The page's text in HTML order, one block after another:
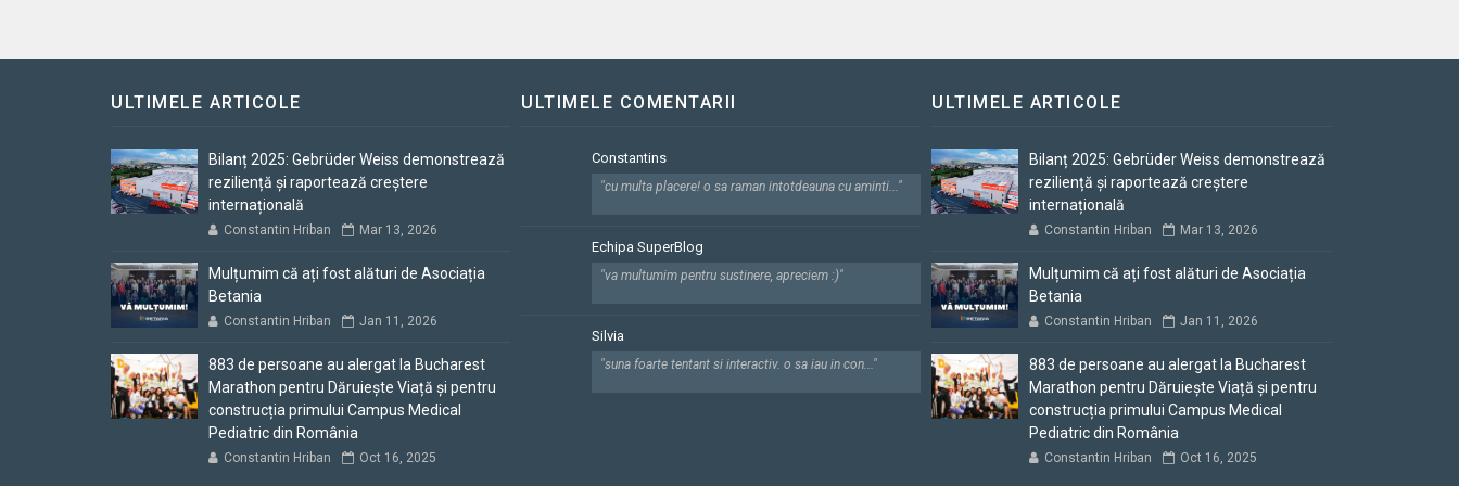
ULTIMELE ARTICOLE
Bilanț 2025: Gebrüder Weiss demonstrează
reziliență și raportează creștere
internațională
Constantin Hriban Mar 13, 2026
Mulțumim că ați fost alături de Asociația
Betania
Constantin Hriban Jan 11, 2026
883 de persoane au alergat la Bucharest
Marathon pentru Dăruiește Viață și pentru
construcția primului Campus Medical
Pediatric din România
Constantin Hriban Oct 16, 2025
ULTIMELE COMENTARII
Constantins
"cu multa placere! o sa raman intotdeauna cu aminti..."
Echipa SuperBlog
"va multumim pentru sustinere, apreciem :)"
Silvia
"suna foarte tentant si interactiv. o sa iau in con..."
ULTIMELE ARTICOLE
Bilanț 2025: Gebrüder Weiss demonstrează
reziliență și raportează creștere
internațională
Constantin Hriban Mar 13, 2026
Mulțumim că ați fost alături de Asociația
Betania
Constantin Hriban Jan 11, 2026
883 de persoane au alergat la Bucharest
Marathon pentru Dăruiește Viață și pentru
construcția primului Campus Medical
Pediatric din România
Constantin Hriban Oct 16, 2025